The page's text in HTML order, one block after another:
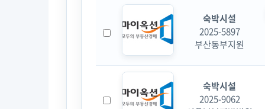
숙박시설
2025-5897
부산동부지원
숙박시설
2025-9062